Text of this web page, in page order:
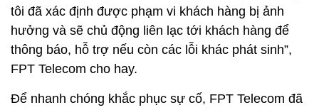
tôi đã xác định được phạm vi khách hàng bị ảnh
hưởng và sẽ chủ động liên lạc tới khách hàng để
thông báo, hỗ trợ nếu còn các lỗi khác phát sinh”,
FPT Telecom cho hay.
Để nhanh chóng khắc phục sự cố, FPT Telecom đã